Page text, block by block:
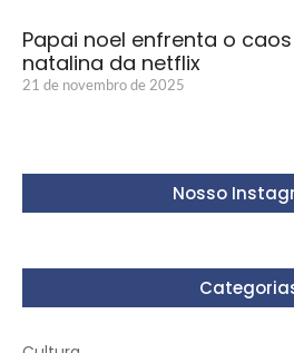
Papai noel enfrenta o
natalina da netflix
21 de novembro de 2025
Nosso